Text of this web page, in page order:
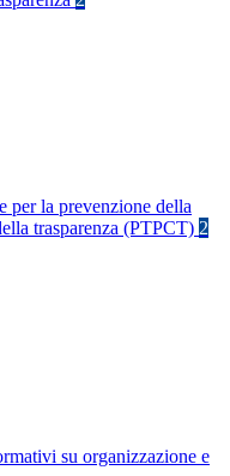
per la prevenzione della
trasparenza (PTPCT) 2
su organizzazione e